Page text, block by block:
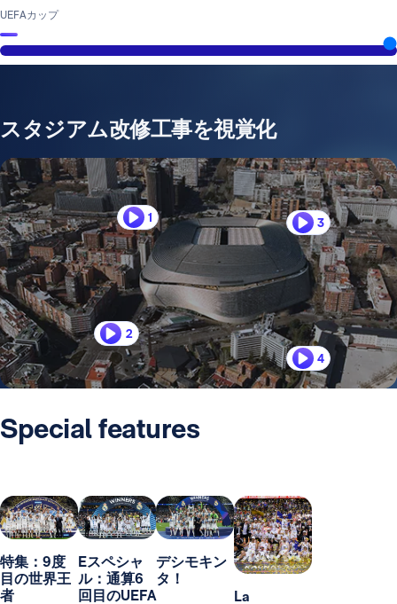
UEFAカップ
スタジアム改修工事を視覚化
1
2
3
4
Special features
特集：9度
目の世界王
者
Eスペシャ
ル：通算6
回目のUEFA
デシモキン
タ！
La